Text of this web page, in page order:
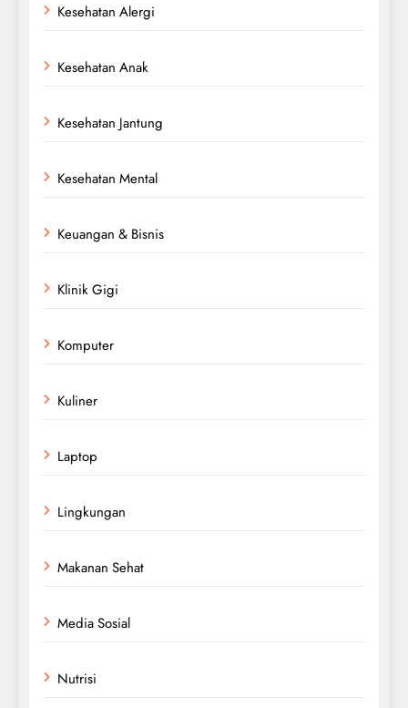
Kesehatan Alergi
Kesehatan Anak
Kesehatan Jantung
Kesehatan Mental
Keuangan & Bisnis
Klinik Gigi
Komputer
Kuliner
Laptop
Lingkungan
Makanan Sehat
Media Sosial
Nutrisi